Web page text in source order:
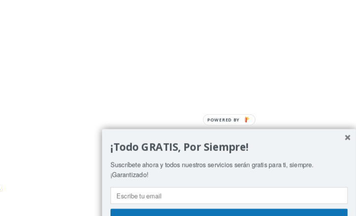
¡Todo GRATIS, Por Siempre!
Suscríbete ahora y todos nuestros servicios serán gratis para ti, siempre.
¡Garantizado!
POWERED BY